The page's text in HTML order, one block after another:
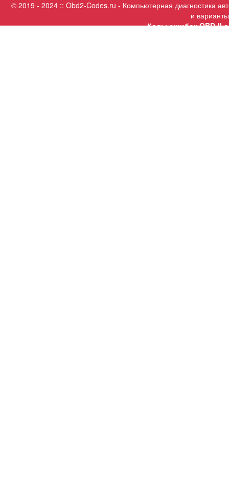
© 2019 - 2024 :: Obd2-Codes.ru - Компьютерная диагностика
и
Коды ошибок OBD-II